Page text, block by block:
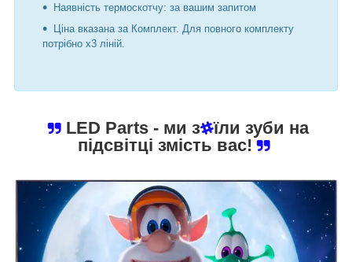
Наявність термоскотчу: за вашим запитом
Ціна вказана за Комплект. Для повного комплекту
потрібно х3 ліній.
LED Parts - ми з
їли зуби на
підсвітці змість вас!